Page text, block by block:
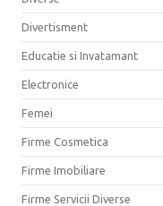
Divertisment
Educatie si Invatamant
Electronice
Femei
Firme Cosmetica
Firme Imobiliare
Firme Servicii Diverse